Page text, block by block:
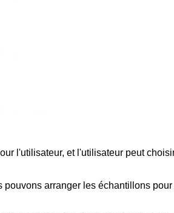
l'utilisateur, et l'utilisateur peut
arranger les échantillons pour